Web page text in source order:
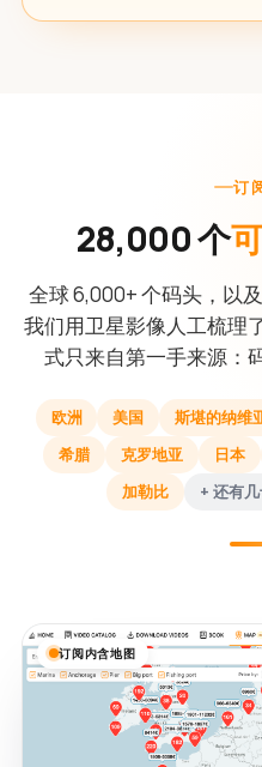
订
28,000 个
全球 6,000+ 个码头，以
我们用卫星影像人工梳理
式只来自第一手来源：
欧洲 美国 斯堪的纳维
希腊
克罗地亚 日本
加勒比
+ 还有
订阅内含地图